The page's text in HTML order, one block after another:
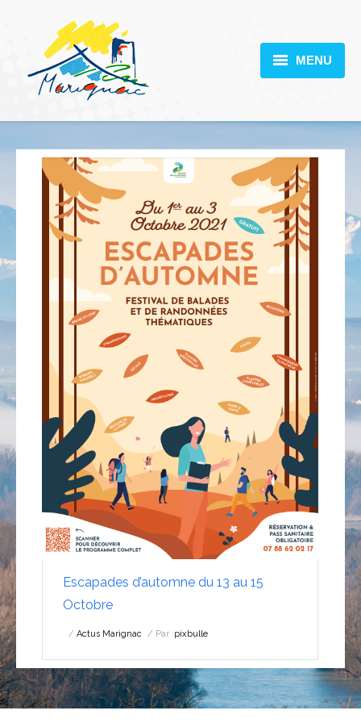
MENU
DÉCOUVERTE
VIE PRATIQUE
SCOLARITÉ
ACTUALITÉS
CONTACT
Escapades d’automne du 13 au 15
Octobre
Actus Marignac Par :pixbulle